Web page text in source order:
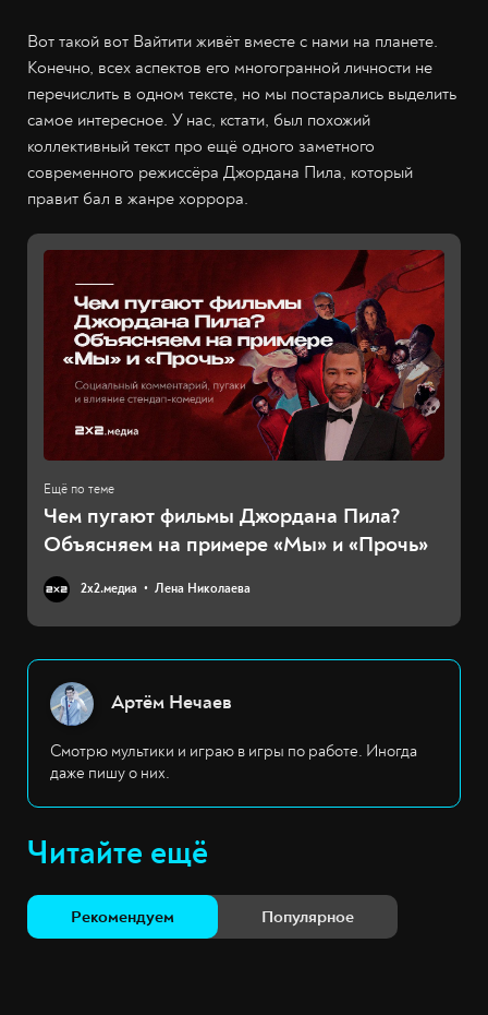
Вот такой вот Вайтити живёт вместе с нами на планете.
Конечно, всех аспектов его многогранной личности не
перечислить в одном тексте, но мы постарались выделить
самое интересное. У нас, кстати, был похожий
коллективный текст про ещё одного заметного
современного режиссёра Джордана Пила, который
правит бал в жанре хоррора.
Чем пугают фильмы Джордана Пила?
Объясняем на примере «Мы» и «Прочь»
2х2.медиа Лена Николаева
Артём Нечаев
Смотрю мультики и играю в игры по работе. Иногда
даже пишу о них.
Читайте ещё
Рекомендуем Популярное